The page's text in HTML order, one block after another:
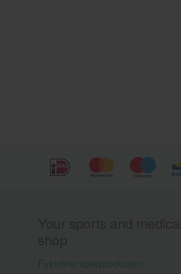
Fysiotherapieproducten